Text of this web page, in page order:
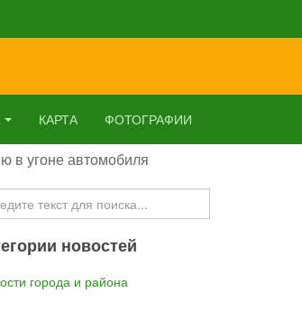
КАРТА ФОТОГРАФИИ
в угоне автомобиля
новостей
города и района